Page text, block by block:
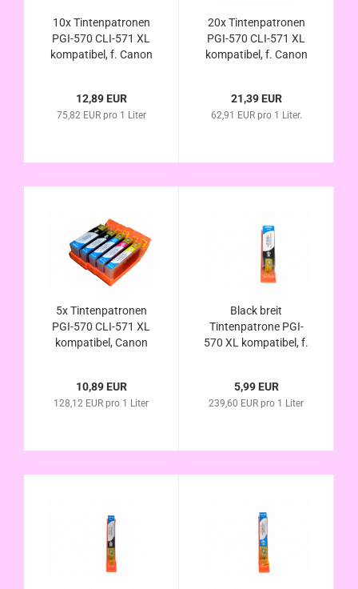
10x Tintenpatronen
PGI-570 CLI-571 XL
kompatibel, f. Canon
MG6853 im
Vorteilspack
12,89 EUR
75,82 EUR pro 1 Liter
20x Tintenpatronen
PGI-570 CLI-571 XL
kompatibel, f. Canon
MG6853 im
Vorteilspack
21,39 EUR
62,91 EUR pro 1 Liter.
5x Tintenpatronen
PGI-570 CLI-571 XL
kompatibel, Canon
MG6853,
Vorteilspack
10,89 EUR
128,12 EUR pro 1 Liter
Black breit
Tintenpatrone PGI-
570 XL kompatibel, f.
MG6852 MG6853
5,99 EUR
239,60 EUR pro 1 Liter